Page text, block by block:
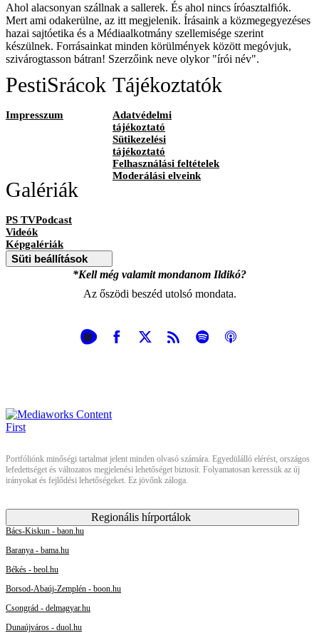
Ahol alacsonyan szállnak a sallerek. És ahol nincs íróasztalfiók.
Mert ami odakerülne, az itt megjelenik. Írásaink a közmegegyezéses
hazai sajtóetika és a Médiaalkotmány szellemisége szerint
készülnek. Forrásainkat minden körülmények között megóvjuk,
szivárogtasson bátran! Szerzőink neve olykor "írói név".
PestiSrácok
Impresszum
Tájékoztatók
Adatvédelmi
tájékoztató
Sütikezelési
tájékoztató
Felhasználási feltételek
Moderálási elveink
Galériák
PS TVPodcast
Videók
Képgalériák
Süti beállítások
*Kell még valamit mondanom Ildikó?
Az őszödi beszéd utolsó mondata.
Portfóliónk minőségi tartalmat jelent minden olvasó számára. Egyedülálló elérést, országos
lefedettséget és változatos megjelenési lehetőséget biztosít. Folyamatosan keressük az új
irányokat és fejlődési lehetőségeket. Ez jövőnk záloga.
Regionális hírportálok
Bács-Kiskun - baon.hu
Baranya - bama.hu
Békés - beol.hu
Borsod-Abaúj-Zemplén - boon.hu
Csongrád - delmagyar.hu
Dunaújváros - duol.hu